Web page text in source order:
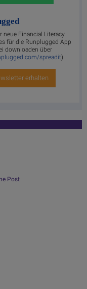
neue Financial Literacy
für die Runplugged App
downloaden über
spreadit)
erhalten
Post